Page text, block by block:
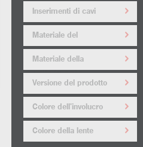
Inserimenti di cavi
Materiale del
tappo/adattatore
Materiale della
staffa/guardia
Versione del prodotto
Colore dell'involucro
Colore della lente